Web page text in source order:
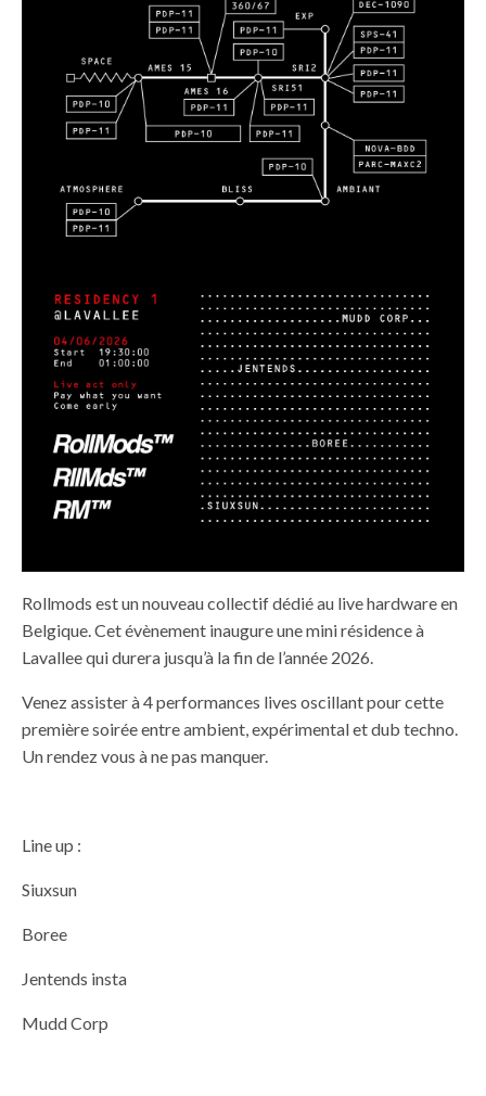
Rollmods est un nouveau collectif dédié au live hardware en
Belgique. Cet évènement inaugure une mini résidence à
Lavallee qui durera jusqu’à la fin de l’année 2026.
Venez assister à 4 performances lives oscillant pour cette
première soirée entre ambient, expérimental et dub techno.
Un rendez vous à ne pas manquer.
Line up :
Siuxsun
Boree
Jentends insta
Mudd Corp